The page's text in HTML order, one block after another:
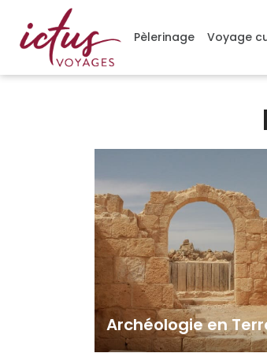
Gérer mes cookies
Pèlerinage Voyage
Archéologie en